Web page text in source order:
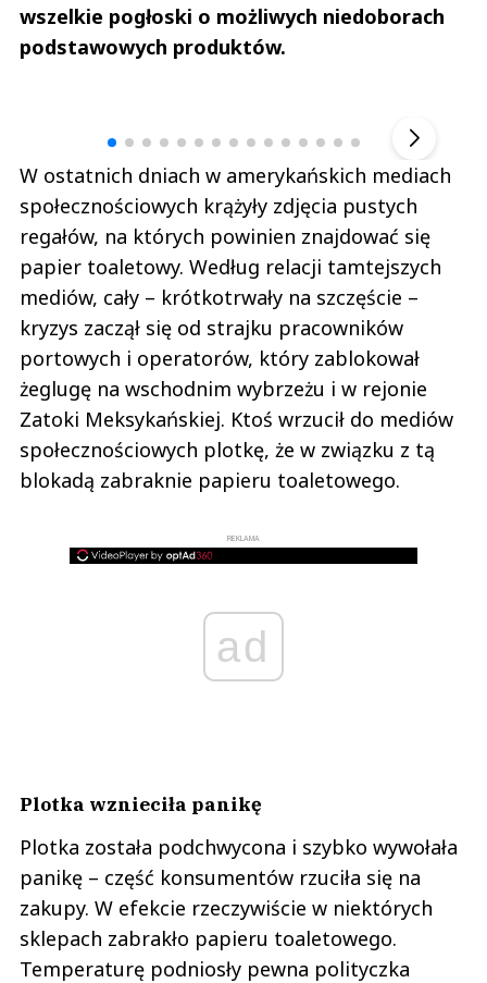
wszelkie pogłoski o możliwych niedoborach
podstawowych produktów.
W ostatnich dniach w amerykańskich mediach
społecznościowych krążyły zdjęcia pustych
regałów, na których powinien znajdować się
papier toaletowy. Według relacji tamtejszych
mediów, cały – krótkotrwały na szczęście –
kryzys zaczął się od strajku pracowników
portowych i operatorów, który zablokował
żeglugę na wschodnim wybrzeżu i w rejonie
Zatoki Meksykańskiej. Ktoś wrzucił do mediów
społecznościowych plotkę, że w związku z tą
blokadą zabraknie papieru toaletowego.
REKLAMA
ad
Plotka wznieciła panikę
Plotka została podchwycona i szybko wywołała
panikę – część konsumentów rzuciła się na
zakupy. W efekcie rzeczywiście w niektórych
sklepach zabrakło papieru toaletowego.
Temperaturę podniosły pewna polityczka